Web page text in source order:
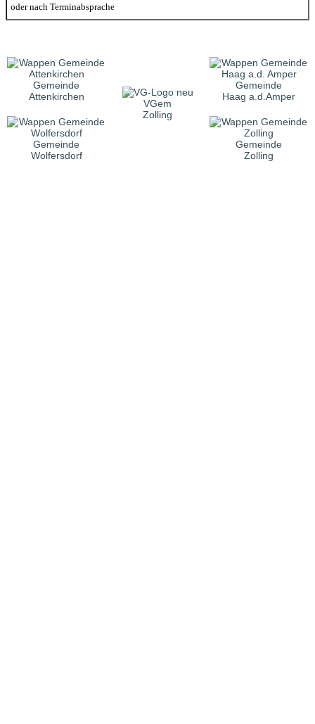
oder nach Terminabsprache
Gemeinde
Attenkirchen
VGem
Zolling
Gemeinde
Haag a.d.Amper
Gemeinde
Wolfersdorf
Gemeinde
Zolling